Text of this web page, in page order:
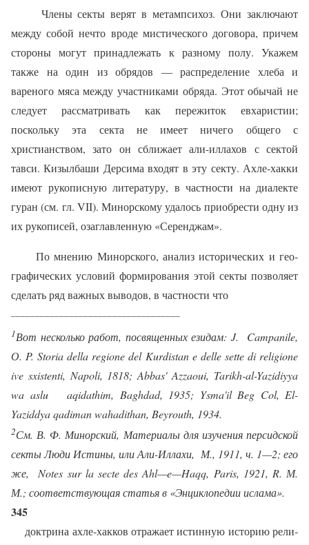
Члены секты верят в метампсихоз. Они заключают
между собой нечто вроде мистического договора, при­чем
стороны могут принадлежать к разному полу. Укажем
также на один из обрядов — распределение хлеба и
вареного мяса между участниками обряда. Этот обычай не
следует рассматривать как пережиток евхаристии;
поскольку эта секта не имеет ничего об­щего с
христианством, зато он сближает али-иллахов с сектой
тавси. Кизылбаши Дерсима входят в эту секту. Ахле-хакки
имеют рукописную литературу, в частности на диалекте
гуран (см. гл. VII). Минорскому удалось приобрести одну из
их рукописей, озаглавленную «Серенджам».
По мнению Минорского, анализ исторических и гео­
графических условий формирования этой секты позво­ляет
сделать ряд важных выводов, в частности что
1Вот несколько работ, посвященных езидам: J.
Campanile,
О. P. Storia della regione del Kurdistan e delle sette di religione
ive sxistenti, Napoli, 1818; Abbas' Azzaoui, Tarikh-al-Yazidiyya
wa aslu
aqidathim, Baghdad, 1935; Ysma'il Beg Col, El-
Yaziddya qadiman wahadithan, Beyrouth, 1934.
2См. В. Ф. Минорский, Материалы для изучения персид­ской
секты Люди Истины, или Али-Иллахи, М., 1911, ч. 1—2; его
же,
Notes sur la secte des Ahl—e—Haqq, Paris, 1921, R. М.
М.; соот­ветствующая статья в «Энциклопедии ислама».
345
доктрина ахле-хакков отражает истинную историю рели­